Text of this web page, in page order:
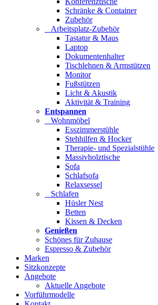
Schränke & Container
Zubehör
Arbeitsplatz-Zubehör
Tastatur & Maus
Laptop
Dokumentenhalter
Tischlehnen & Armstützen
Monitor
Fußstützen
Licht & Akustik
Aktivität & Training
Entspannen
Wohnmöbel
Esszimmerstühle
Stehhilfen & Hocker
Therapie- und Spezialstühle
Massivholztische
Sofa
Schlafsofa
Relaxsessel
Schlafen
Hüsler Nest
Betten
Kissen & Decken
Genießen
Schönes für Zuhause
Espresso & Zubehör
Marken
Sitzkonzepte
Angebote
Aktuelle Angebote
Vorführmodelle